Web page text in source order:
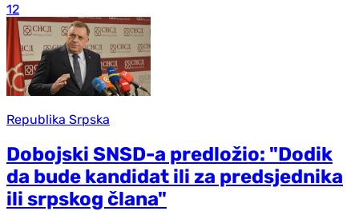
12
Republika Srpska
Dobojski SNSD-a predložio: "Dodik
da bude kandidat ili za predsjednika
ili srpskog člana"